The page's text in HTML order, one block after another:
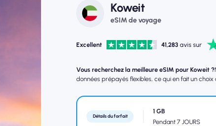
Koweit
eSIM de voyage
Excellent 41,283 avis sur
Vous recherchez la meilleure eSIM pour Koweit ?
données prépayés flexibles, ce qui en fait un
Détails du forfait
1 GB
Pendant 7 JOURS